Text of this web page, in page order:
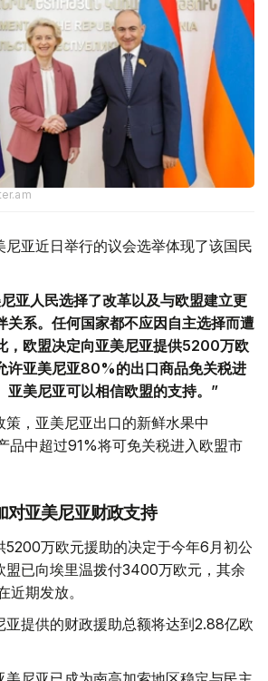
尼亚近日举行的议会选举体现了该国民
亚人民选择了改革以及与欧盟建立更
关系。任何国家都不应因自主选择而遭
，欧盟决定向亚美尼亚提供5200万欧
许亚美尼亚80%的出口商品免关税进
亚美尼亚可以相信欧盟的支持。”
，亚美尼亚出口的新鲜水果中
品中超过91%将可免关税进入欧盟市
对亚美尼亚财政支持
5200万欧元援助的决定于今年6月初公
盟已向埃里温拨付3400万欧元，其余
近期发放。
亚提供的财政援助总额将达到2.88亿欧